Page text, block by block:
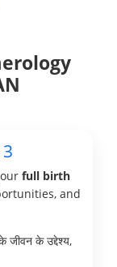
3
full birth
and
जीवन के उद्देश्य,